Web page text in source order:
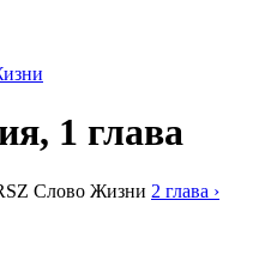
1 глава
Слово Жизни 2 глава ›